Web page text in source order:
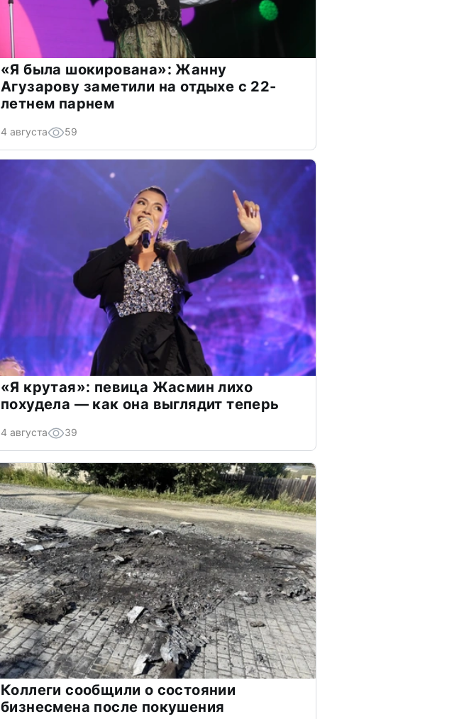
«Я была шокирована»: Жанну
Агузарову заметили на отдыхе с 22-
летнем парнем
4 августа 59
«Я крутая»: певица Жасмин лихо
похудела — как она выглядит теперь
4 августа 39
Коллеги сообщили о состоянии
бизнесмена после покушения